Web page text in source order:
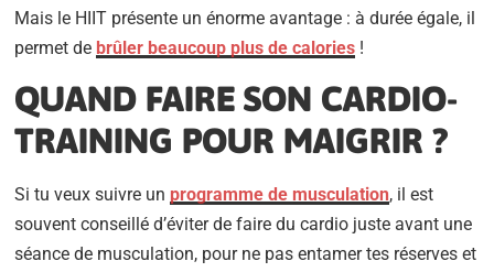
Mais le HIIT présente un énorme avantage : à durée égale, il
permet de brûler beaucoup plus de calories !
QUAND FAIRE SON CARDIO-
TRAINING POUR MAIGRIR ?
Si tu veux suivre un programme de musculation, il est
souvent conseillé d’éviter de faire du cardio juste avant une
séance de musculation, pour ne pas entamer tes réserves et